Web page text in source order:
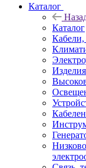
Каталог
Каталог
Кабели,